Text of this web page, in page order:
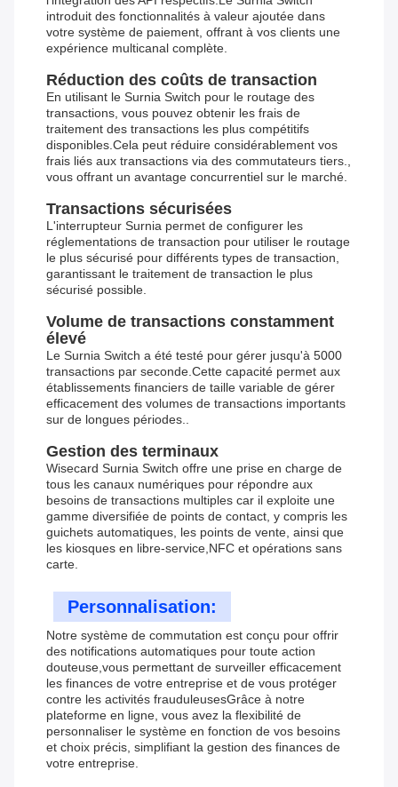
introduit des fonctionnalités à valeur ajoutée dans
votre système de paiement, offrant à vos clients une
expérience multicanal complète.
Réduction des coûts de transaction
En utilisant le Surnia Switch pour le routage des
transactions, vous pouvez obtenir les frais de
traitement des transactions les plus compétitifs
disponibles.Cela peut réduire considérablement vos
frais liés aux transactions via des commutateurs tiers.,
vous offrant un avantage concurrentiel sur le marché.
Transactions sécurisées
L'interrupteur Surnia permet de configurer les
réglementations de transaction pour utiliser le routage
le plus sécurisé pour différents types de transaction,
garantissant le traitement de transaction le plus
sécurisé possible.
Volume de transactions constamment
élevé
Le Surnia Switch a été testé pour gérer jusqu'à 5000
transactions par seconde.Cette capacité permet aux
établissements financiers de taille variable de gérer
efficacement des volumes de transactions importants
sur de longues périodes..
Gestion des terminaux
Wisecard Surnia Switch offre une prise en charge de
tous les canaux numériques pour répondre aux
besoins de transactions multiples car il exploite une
gamme diversifiée de points de contact, y compris les
guichets automatiques, les points de vente, ainsi que
les kiosques en libre-service,NFC et opérations sans
carte.
Personnalisation:
Notre système de commutation est conçu pour offrir
des notifications automatiques pour toute action
douteuse,vous permettant de surveiller efficacement
les finances de votre entreprise et de vous protéger
contre les activités frauduleusesGrâce à notre
plateforme en ligne, vous avez la flexibilité de
personnaliser le système en fonction de vos besoins
et choix précis, simplifiant la gestion des finances de
votre entreprise.